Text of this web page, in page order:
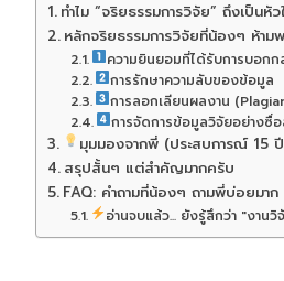
ทำไม “จริยธรรมการวิจัย” ถึงเป็น
หลักจริยธรรมการวิจัยที่น้องๆ ห้าม
ความยินยอมที่ได้รับการบอกก
การรักษาความลับของข้อมูล
การลอกเลียนผลงาน
การจัดการข้อมูลวิจัยอย่างซื่
มุมมองจากพี่ (ประสบการณ์ 15
สรุปสั้นๆ แต่สำคัญมากครับ
FAQ: คำถามที่น้องๆ ถามพี่บ่อยมาก
อ่านจบแล้ว... ยังรู้สึกว่า "งานวิ